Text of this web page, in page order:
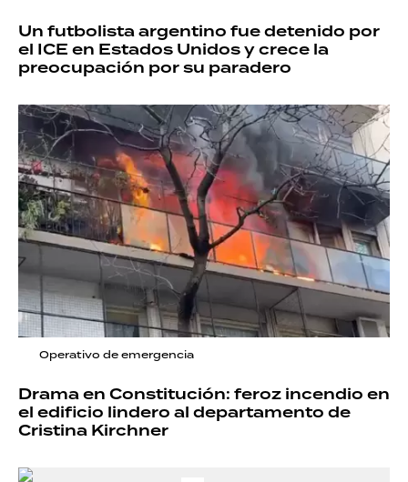
Un futbolista argentino fue detenido por
el ICE en Estados Unidos y crece la
preocupación por su paradero
Operativo de emergencia
Drama en Constitución: feroz incendio en
el edificio lindero al departamento de
Cristina Kirchner